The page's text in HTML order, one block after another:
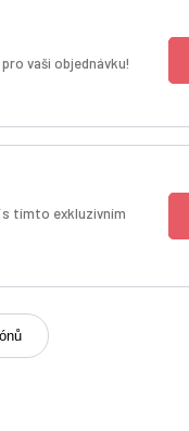
vaši objednávku!
s tímto exkluzivním